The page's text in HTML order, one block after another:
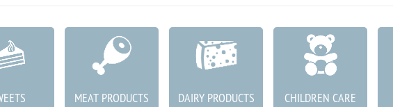
MEAT PRODUCTS DAIRY PRODUCTS CHILDREN CARE